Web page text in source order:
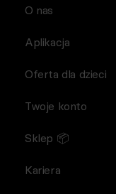
O nas
Aplikacja
Oferta dla dzieci
Twoje konto
Sklep 📦
Kariera